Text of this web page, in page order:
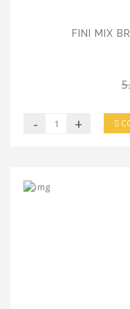
FINI MIX
- +